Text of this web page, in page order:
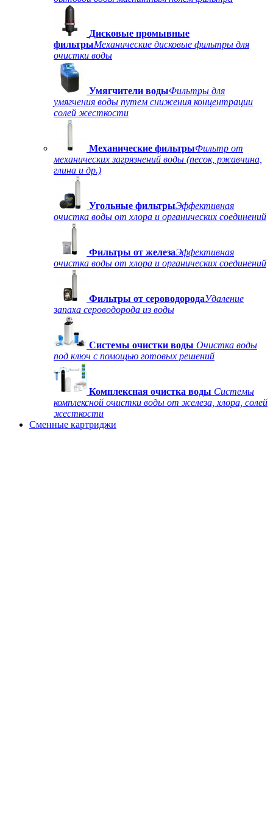
Дисковые промывные
фильтрыМеханические дисковые фильтры для
очистки воды
Умягчители водыФильтры для
умягчения воды путем снижения концентрации
солей жесткости
Механические фильтрыФильтр от
механических загрязнений воды (песок, ржавчина,
глина и др.)
Угольные фильтрыЭффективная
очистка воды от хлора и органических соединений
Фильтры от железаЭффективная
очистка воды от хлора и органических соединений
Фильтры от сероводородаУдаление
запаха сероводорода из воды
Системы очистки воды Очистка воды
под ключ с помощью готовых решений
Комплексная очистка воды Системы
комплексной очистки воды от железа, хлора, солей
жесткости
Сменные картриджи